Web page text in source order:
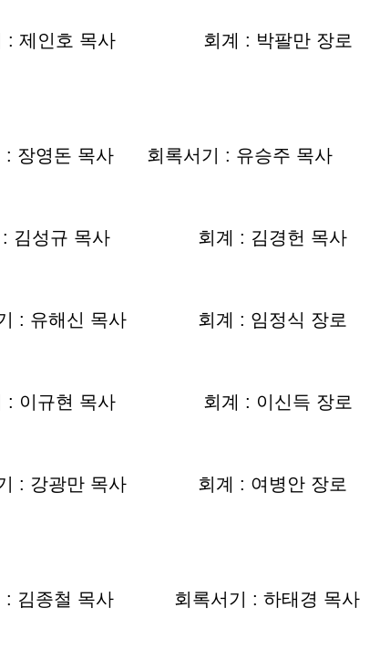
제인호 목사 회계 : 박팔만 장로
돈 목사 회록서기 : 유승주 목사
김성규 목사 회계 : 김경헌 목사
유해신 목사 회계 : 임정식 장로
이규현 목사 회계 : 이신득 장로
강광만 목사 회계 : 여병안 장로
종철 목사 회록서기 : 하태경 목사